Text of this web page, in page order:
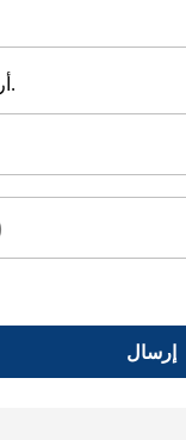
أريد ردًا على رأيي.
إرسال